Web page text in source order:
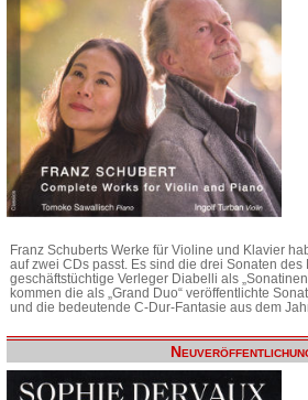
Franz Schuberts Werke für Violine und Klavier
auf zwei CDs passt. Es sind die drei Sonaten
geschäftstüchtige Verleger Diabelli als
kommen die als „Grand Duo“ veröffentlichte
und die bedeutende C-Dur-Fantasie aus dem